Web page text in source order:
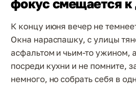
фокус смещается к
К концу июня вечер не
Окна нараспашку, с улицы
асфальтом и чьим-то ужином,
посреди кухни и не помните,
немного, но собрать себя в